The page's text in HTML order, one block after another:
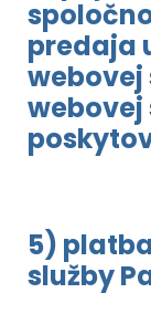
predaja
webovej
5)
služby